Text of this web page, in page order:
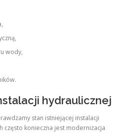
wody,
hydraulicznej
stan istniejącej instalacji
często konieczna jest modernizacja